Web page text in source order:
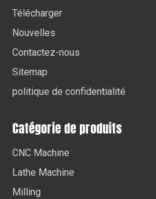
Télécharger
Nouvelles
Contactez-nous
Sitemap
politique de confidentialité
Catégorie de produits
CNC Machine
Lathe Machine
Milling